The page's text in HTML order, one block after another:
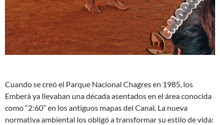
Cuando se creó el Parque Nacional Chagres en 1985, los
Emberá ya llevaban una década asentados en el área conocida
como “2:60” en los antiguos mapas del Canal. La nueva
normativa ambiental los obligó a transformar su estilo de vida: